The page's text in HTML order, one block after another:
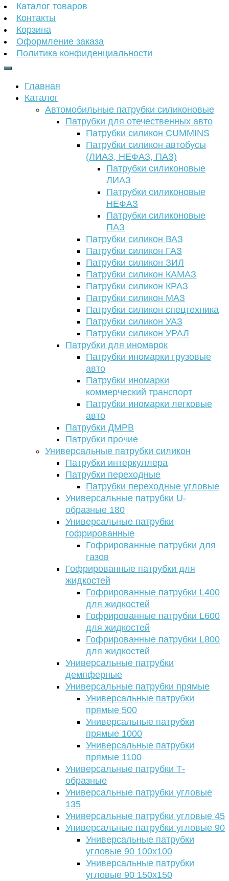
Каталог товаров
Контакты
Корзина
Оформление заказа
Политика конфиденциальности
Главная
Каталог
Автомобильные патрубки силиконовые
Патрубки для отечественных авто
Патрубки силикон CUMMINS
Патрубки силикон автобусы
(ЛИАЗ, НЕФАЗ, ПАЗ)
Патрубки силиконовые
ЛИАЗ
Патрубки силиконовые
НЕФАЗ
Патрубки силиконовые
ПАЗ
Патрубки силикон ВАЗ
Патрубки силикон ГАЗ
Патрубки силикон ЗИЛ
Патрубки силикон КАМАЗ
Патрубки силикон КРАЗ
Патрубки силикон МАЗ
Патрубки силикон спецтехника
Патрубки силикон УАЗ
Патрубки силикон УРАЛ
Патрубки для иномарок
Патрубки иномарки грузовые
авто
Патрубки иномарки
коммерческий транспорт
Патрубки иномарки легковые
авто
Патрубки ДМРВ
Патрубки прочие
Универсальные патрубки силикон
Патрубки интеркуллера
Патрубки переходные
Патрубки переходные угловые
Универсальные патрубки U-
образные 180
Универсальные патрубки
гофрированные
Гофрированные патрубки для
газов
Гофрированные патрубки для
жидкостей
Гофрированные патрубки L400
для жидкостей
Гофрированные патрубки L600
для жидкостей
Гофрированные патрубки L800
для жидкостей
Универсальные патрубки
демпферные
Универсальные патрубки прямые
Универсальные патрубки
прямые 500
Универсальные патрубки
прямые 1000
Универсальные патрубки
прямые 1100
Универсальные патрубки Т-
образные
Универсальные патрубки угловые
135
Универсальные патрубки угловые 45
Универсальные патрубки угловые 90
Универсальные патрубки
угловые 90 100х100
Универсальные патрубки
угловые 90 150х150